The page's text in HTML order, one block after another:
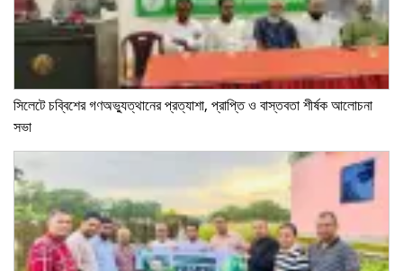
সিলেটে চব্বিশের গণঅভ্যুত্থানের প্রত্যাশা, প্রাপ্তি ও বাস্তবতা শীর্ষক আলোচনা
সভা